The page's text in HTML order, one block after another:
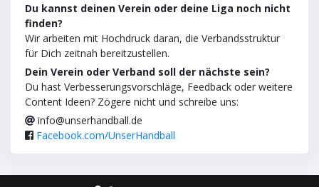
Du kannst deinen Verein oder deine Liga noch nicht
finden?
Wir arbeiten mit Hochdruck daran, die Verbandsstruktur
für Dich zeitnah bereitzustellen.
Dein Verein oder Verband soll der nächste sein?
Du hast Verbesserungsvorschläge, Feedback oder weitere
Content Ideen? Zögere nicht und schreibe uns:
info@unserhandball.de
Facebook.com/UnserHandball